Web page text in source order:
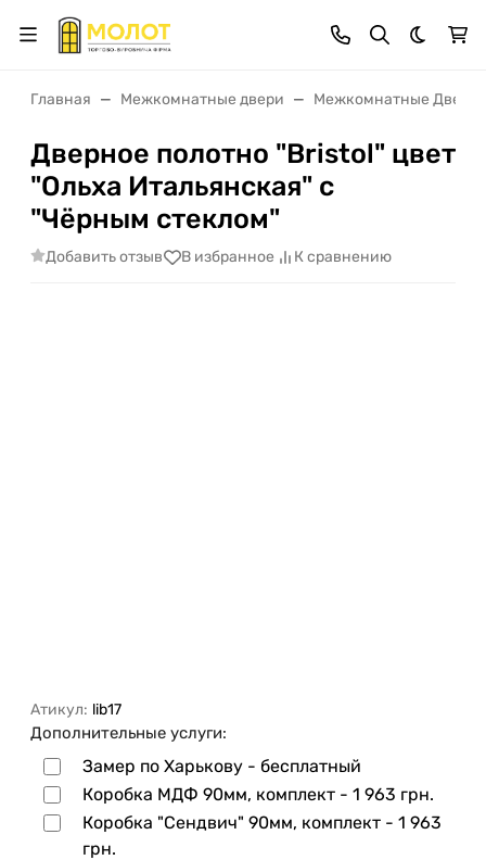
Темная
Главная Межкомнатные двери Межкомнатные Двери
Дверное полотно "Bristol" цвет
"Ольха Итальянская" с
"Чёрным стеклом"
Добавить отзыв В избранное К сравнению
Атикул: lib17
Дополнительные услуги:
Замер по Харькову - бесплатный
Коробка МДФ 90мм, комплект - 1 963 грн.
Коробка "Сендвич" 90мм, комплект - 1 963
грн.